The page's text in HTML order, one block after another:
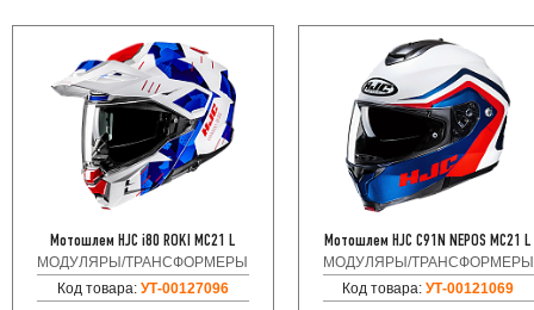
Мотошлем HJC i80 ROKI MC21 L
МОДУЛЯРЫ/ТРАНСФОРМЕРЫ
Код товара: УТ-00127096
Мотошлем HJC C91N NEPOS MC21 L
МОДУЛЯРЫ/ТРАНСФОРМЕРЫ
Код товара:УТ-00121069